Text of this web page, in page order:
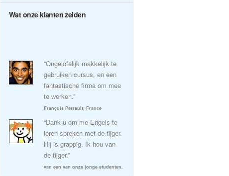
Wat onze klanten zeiden
“Ongelofelijk makkelijk te
gebruiken cursus, en een
fantastische firma om mee
te werken.”
François Perrault, France
“Dank u om me Engels te
leren spreken met de tijger.
Hij is grappig. Ik hou van
de tijger.”
van een van onze jonge studenten.